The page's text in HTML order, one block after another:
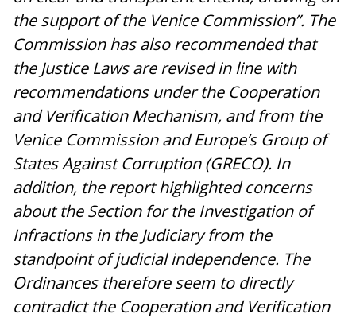
the support of the Venice Commission”. The
Commission has also recommended that
the Justice Laws are revised in line with
recommendations under the Cooperation
and Verification Mechanism, and from the
Venice Commission and Europe’s Group of
States Against Corruption (GRECO). In
addition, the report highlighted concerns
about the Section for the Investigation of
Infractions in the Judiciary from the
standpoint of judicial independence. The
Ordinances therefore seem to directly
contradict the Cooperation and Verification